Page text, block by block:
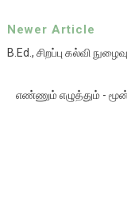
Newer Article
B.Ed., சிறப்பு கல்வி
எண்ணும் எழுத்தும் -